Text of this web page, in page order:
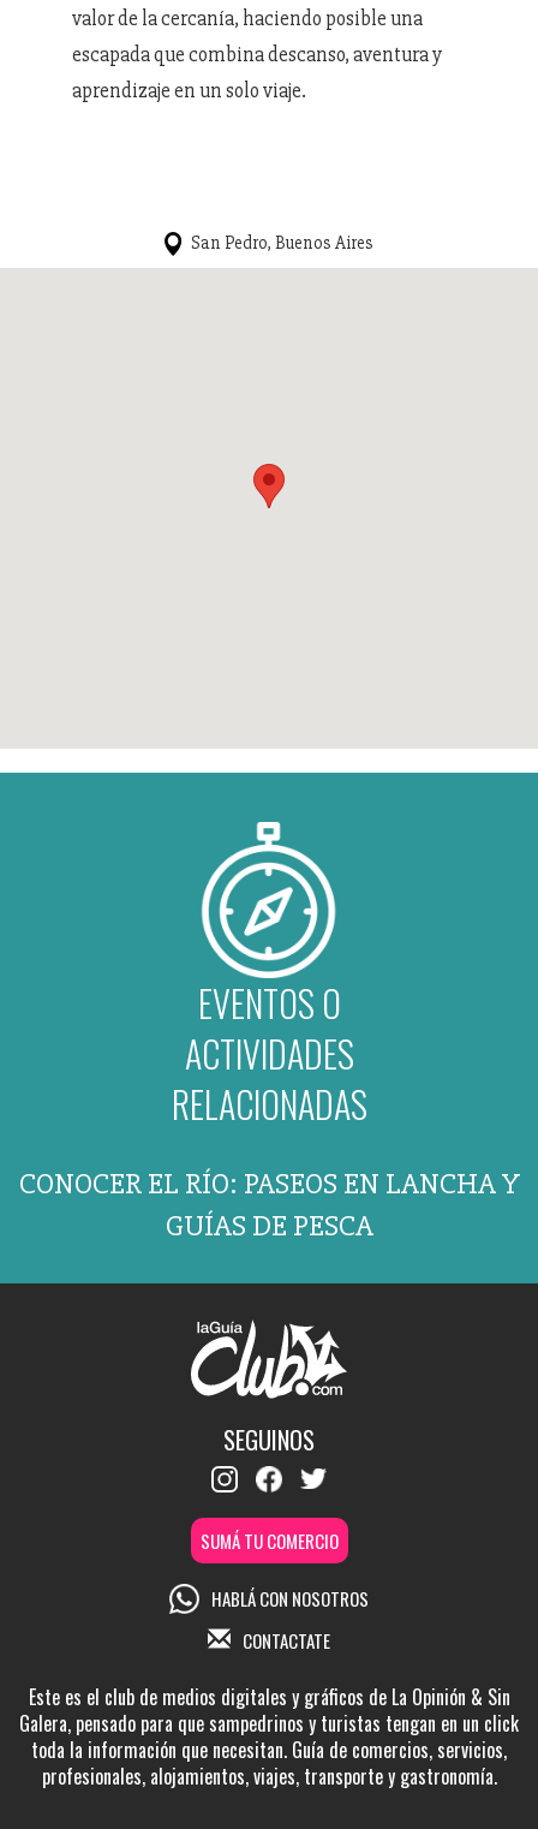
valor de la cercanía, haciendo posible una
escapada que combina descanso, aventura y
aprendizaje en un solo viaje.
San Pedro, Buenos Aires
EVENTOS O
ACTIVIDADES
RELACIONADAS
CONOCER EL RÍO: PASEOS EN LANCHA Y
GUÍAS DE PESCA
SEGUINOS
SUMÁ TU COMERCIO
HABLÁ CON NOSOTROS
CONTACTATE
Este es el club de medios digitales y gráficos de La Opinión & Sin
Galera, pensado para que sampedrinos y turistas tengan en un click
toda la información que necesitan. Guía de comercios, servicios,
profesionales, alojamientos, viajes, transporte y gastronomía.